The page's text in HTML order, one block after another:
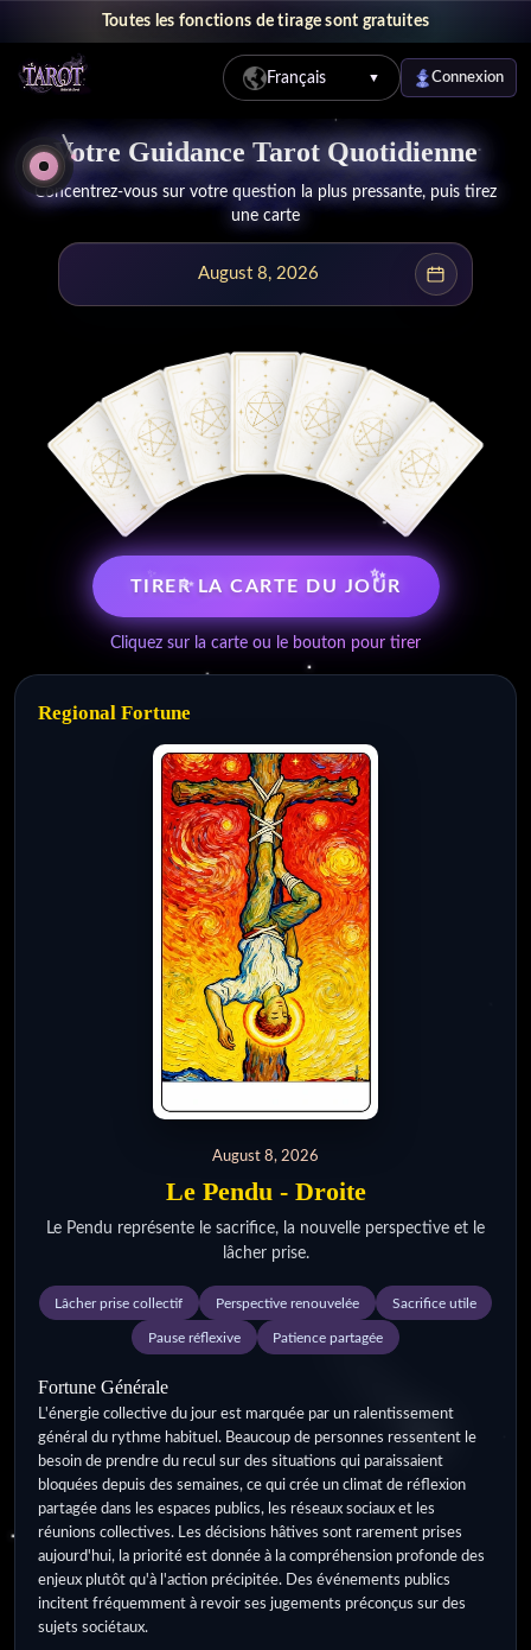
Toutes les fonctions de tirage sont gratuites
Français ▼ Connexion
Lecture Gratuite de Tarot en Ligne Quotidienne - Votre Carte du
Votre Guidance Tarot Quotidienne
Concentrez-vous sur votre question la plus pressante, puis tirez
une carte
August 8, 2026
TIRER LA CARTE DU JOUR
✨
✨
Cliquez sur la carte ou le bouton pour tirer
Regional Fortune
August 8, 2026
Le Pendu - Droite
Le Pendu représente le sacrifice, la nouvelle perspective et le
lâcher prise.
Lâcher prise collectif Perspective renouvelée Sacrifice utile
Pause réflexive Patience partagée
Fortune Générale
L'énergie collective du jour est marquée par un ralentissement
général du rythme habituel. Beaucoup de personnes ressentent le
besoin de prendre du recul sur des situations qui paraissaient
bloquées depuis des semaines, ce qui crée un climat de réflexion
partagée dans les espaces publics, les réseaux sociaux et les
réunions collectives. Les décisions hâtives sont rarement prises
aujourd'hui, la priorité est donnée à la compréhension profonde des
enjeux plutôt qu'à l'action précipitée. Des événements publics
incitent fréquemment à revoir ses jugements préconçus sur des
sujets sociétaux.